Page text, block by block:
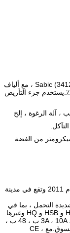
يتم توفير البولي كربونات بواسطة Sabic (3412 ECR) ، مع ألياف
يستخدم جزء التأريض
، آلة الرغوة ، إلخ
تأسست Zhejiang Haoke Electric Co. ، Ltd في عام 2011 وتقع في مدينة
شديدة التحمل ، بما في
ذلك إدراج HA و HE و HEE و HD و HDD و HK و HM و HSB و HQ وغيرها
والإسكان 3A ، 10A ، 16A ، 32A ، 6B ، 10B ، 16B ، 24B ، 32 ب ، 48 ب ،
إلخ ، وكل عام نصمم سلسلة جديدة وفقًا لمتطلبات السوق.مع CE ،